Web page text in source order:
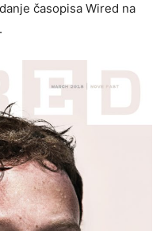
časopisa Wired na